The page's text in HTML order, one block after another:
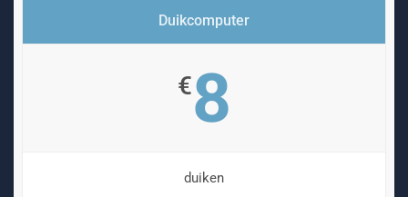
Duikcomputer
€8
duiken